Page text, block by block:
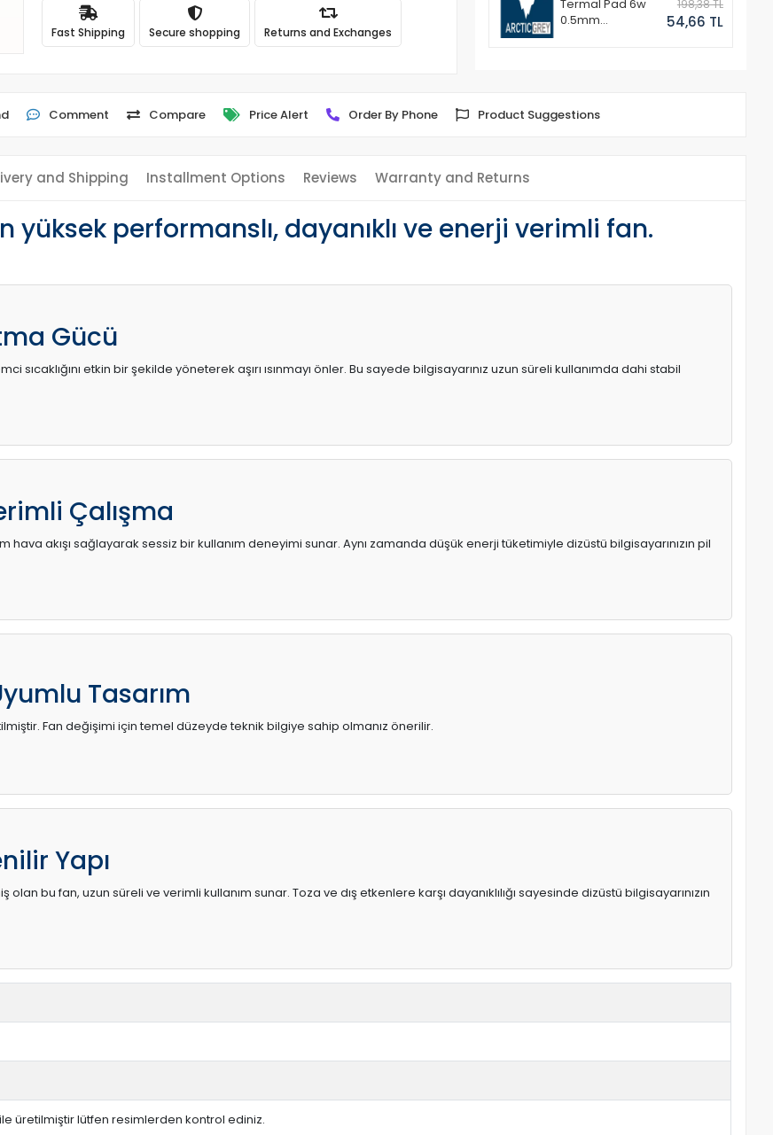
Fast Shipping Secure shopping Returns and Exchanges
Termal Pad 6w
0.5mm
198,38 TL
54,66 TL
Comment Compare Price Alert Order By Phone Product Suggestions
and Shipping Installment Options Reviews Warranty and Returns
yüksek performanslı, dayanıklı ve enerji verimli fan.
Gücü
sıcaklığını etkin bir şekilde yöneterek aşırı ısınmayı önler. Bu sayede bilgisayarınız uzun süreli kullanımda dahi stabil
Çalışma
akışı sağlayarak sessiz bir kullanım deneyimi sunar. Aynı zamanda düşük enerji tüketimiyle dizüstü bilgisayarınızın pil
Tasarım
Fan değişimi için temel düzeyde teknik bilgiye sahip olmanız önerilir.
Yapı
bu fan, uzun süreli ve verimli kullanım sunar. Toza ve dış etkenlere karşı dayanıklılığı sayesinde dizüstü bilgisayarınızın
üretilmiştir lütfen resimlerden kontrol ediniz.